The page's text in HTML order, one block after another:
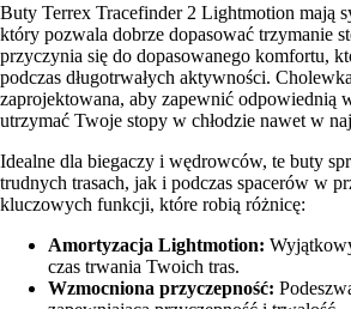
Buty Terrex Tracefinder 2 Lightmotion mają
który pozwala dobrze dopasować trzymanie
przyczynia się do dopasowanego komfortu,
podczas długotrwałych aktywności.
zaprojektowana, aby zapewnić odpowiednią
utrzymać Twoje stopy w chłodzie nawet w
Idealne dla biegaczy i wędrowców, te buty
trudnych trasach, jak i podczas spacerów w
kluczowych funkcji, które robią różnicę:
Amortyzacja Lightmotion:
czas trwania Twoich tras.
Wzmocniona przyczepność: